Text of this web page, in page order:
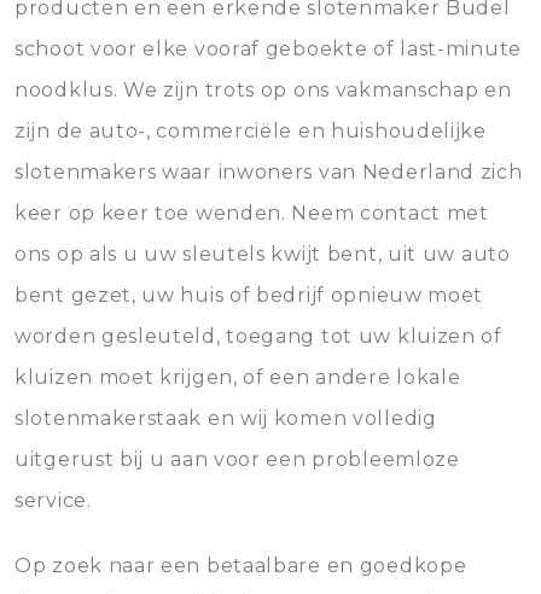
producten en een erkende slotenmaker Budel
schoot voor elke vooraf geboekte of last-minute
noodklus. We zijn trots op ons vakmanschap en
zijn de auto-, commerciële en huishoudelijke
slotenmakers waar inwoners van Nederland zich
keer op keer toe wenden. Neem contact met
ons op als u uw sleutels kwijt bent, uit uw auto
bent gezet, uw huis of bedrijf opnieuw moet
worden gesleuteld, toegang tot uw kluizen of
kluizen moet krijgen, of een andere lokale
slotenmakerstaak en wij komen volledig
uitgerust bij u aan voor een probleemloze
service.
Op zoek naar een betaalbare en goedkope